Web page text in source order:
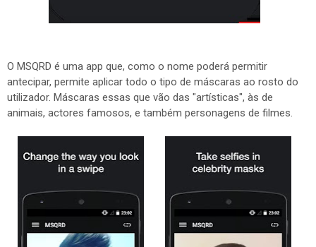
O MSQRD é uma app que, como o nome poderá permitir
antecipar, permite aplicar todo o tipo de máscaras ao rosto do
utilizador. Máscaras essas que vão das "artísticas", às de
animais, actores famosos, e também personagens de filmes.